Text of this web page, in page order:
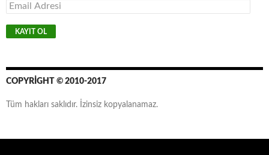
E
m
a
i
d
r
s
COPYRIGHT © 2010-2017
Tüm hakları saklıdır. İzinsiz kopyalanamaz.